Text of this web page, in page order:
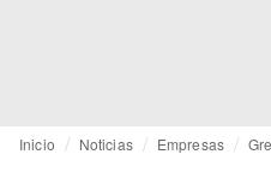
Inicio Noticias Empresas